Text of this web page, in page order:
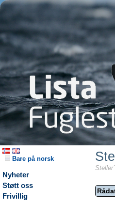
Bare på norsk
Nyheter
Støtt oss
Frivillig